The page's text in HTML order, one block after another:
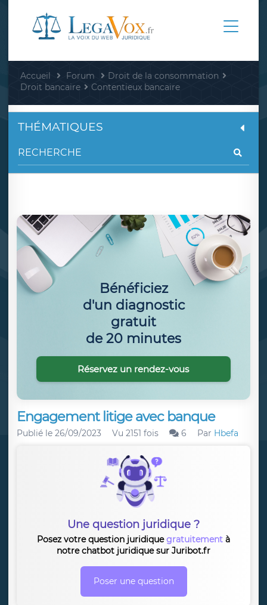
Accueil Forum
Droit de la consommation
Droit bancaire
Contentieux bancaire
Engagement litige avec banque
Publié le 26/09/2023 Vu 2151 fois 6 Par Hbefa
Une question juridique ?
Posez votre question juridiquegratuitement à
notre chatbot juridique sur Juribot.fr
Poser une question
THÉMATIQUES
Bénéficiez
d'un diagnostic
gratuit
de 20 minutes
Réservez un rendez-vous